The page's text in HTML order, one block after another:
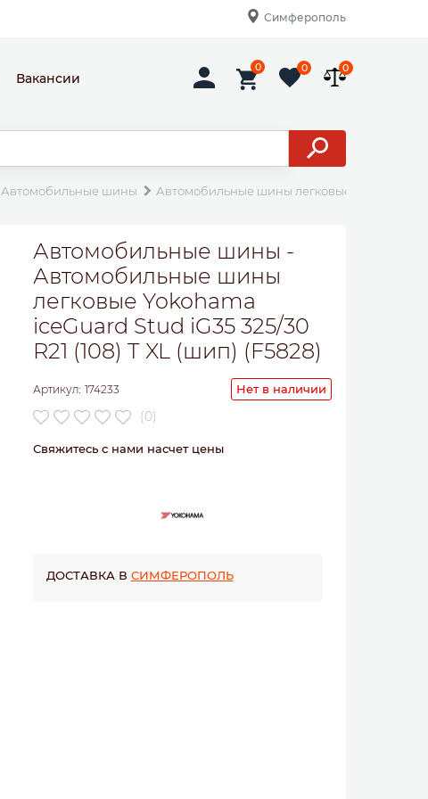
Симферополь
Вакансии
0 0 0
Автомобильные шины Автомобильные шины легковые Yokohama
Автомобильные шины -
Автомобильные шины
легковые Yokohama
iceGuard Stud iG35 325/30
R21 (108) T XL (шип) (F5828)
Артикул: 174233 Нет в наличии
(0)
Свяжитесь с нами насчет цены
ДОСТАВКА В СИМФЕРОПОЛЬ